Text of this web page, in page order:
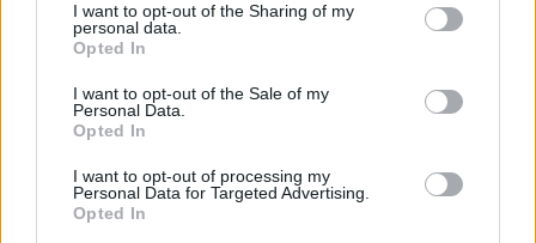
I want to opt-out of the Sharing of my
personal data.
Opted In
I want to opt-out of the Sale of my
Personal Data.
Opted In
I want to opt-out of processing my
Personal Data for Targeted Advertising.
Opted In